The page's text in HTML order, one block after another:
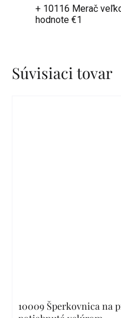
+ 10116 Merač
hodnote €1
Súvisiaci tovar
10009 Šperkovnica na